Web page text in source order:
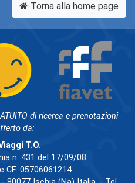
Torna alla home page
di ricerca e prenotazioni
da:
T.O.
n. 431 del 17/09/08
CF: 05706061214